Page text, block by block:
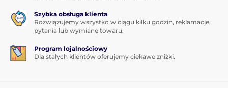
adhezyjnym, co gwarantuje
przyczepność na całej powierzchni. Nie ma więc
ryzyka odklejania się krawędzi lub ich odstawania.
Zawartość opakowania:
Szybka obsługa klienta
Rozwiązujemy wszystko w ciągu kilku godzin, reklamacje,
pytania lub wymianę towaru.
Program lojalnościowy
Dla stałych klientów oferujemy ciekawe zniżki.